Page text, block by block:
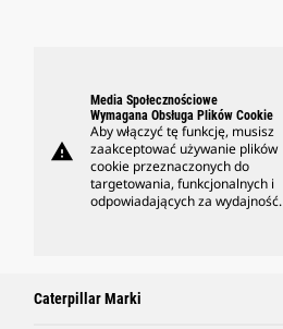
warning
Media Społecznościowe
Wymagana Obsługa Plików Cookie
Aby włączyć tę funkcję, musisz
zaakceptować używanie plików
cookie przeznaczonych do
targetowania, funkcjonalnych i
odpowiadających za wydajność.
Caterpillar Marki